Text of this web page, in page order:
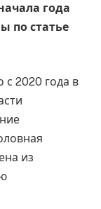
года
по статье
с 2020 года в
из